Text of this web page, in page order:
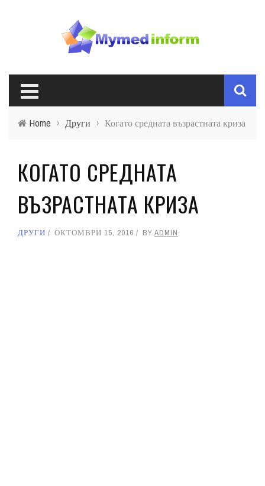
Home › Други › Когато средната възрастната криза
КОГАТО СРЕДНАТА
ВЪЗРАСТНАТА КРИЗА
ДРУГИ ОКТОМВРИ 15, 2016 BY ADMIN